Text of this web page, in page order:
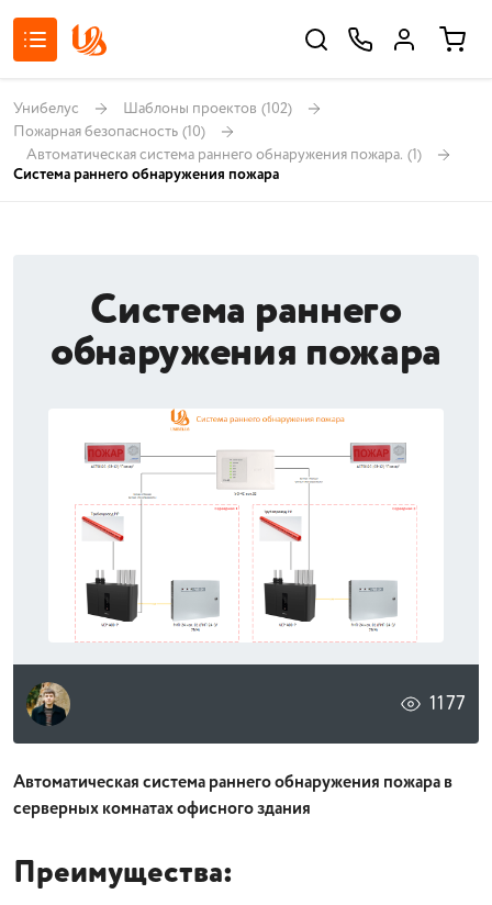
Унибелус Шаблоны проектов (102)
Пожарная безопасность (10)
Автоматическая система раннего обнаружения пожара. (1)
Система раннего обнаружения пожара
Система раннего
обнаружения пожара
1177
Автоматическая система раннего обнаружения пожара в
серверных комнатах офисного здания
Преимущества: